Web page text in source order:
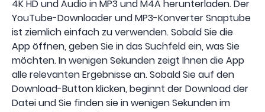
4K HD und Audio in MP3 und M4A herunterladen. Der
YouTube-Downloader und MP3-Konverter Snaptube
ist ziemlich einfach zu verwenden. Sobald Sie die
App öffnen, geben Sie in das Suchfeld ein, was Sie
möchten. In wenigen Sekunden zeigt Ihnen die App
alle relevanten Ergebnisse an. Sobald Sie auf den
Download-Button klicken, beginnt der Download der
Datei und Sie finden sie in wenigen Sekunden im